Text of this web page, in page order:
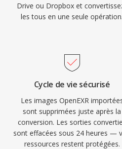
Drive ou Dropbox et
les tous en une seule opération.
Cycle de vie sécurisé
Les images OpenEXR
sont supprimées juste après la
conversion. Les sorties
sont effacées sous 24 heures —
ressources restent protégées.